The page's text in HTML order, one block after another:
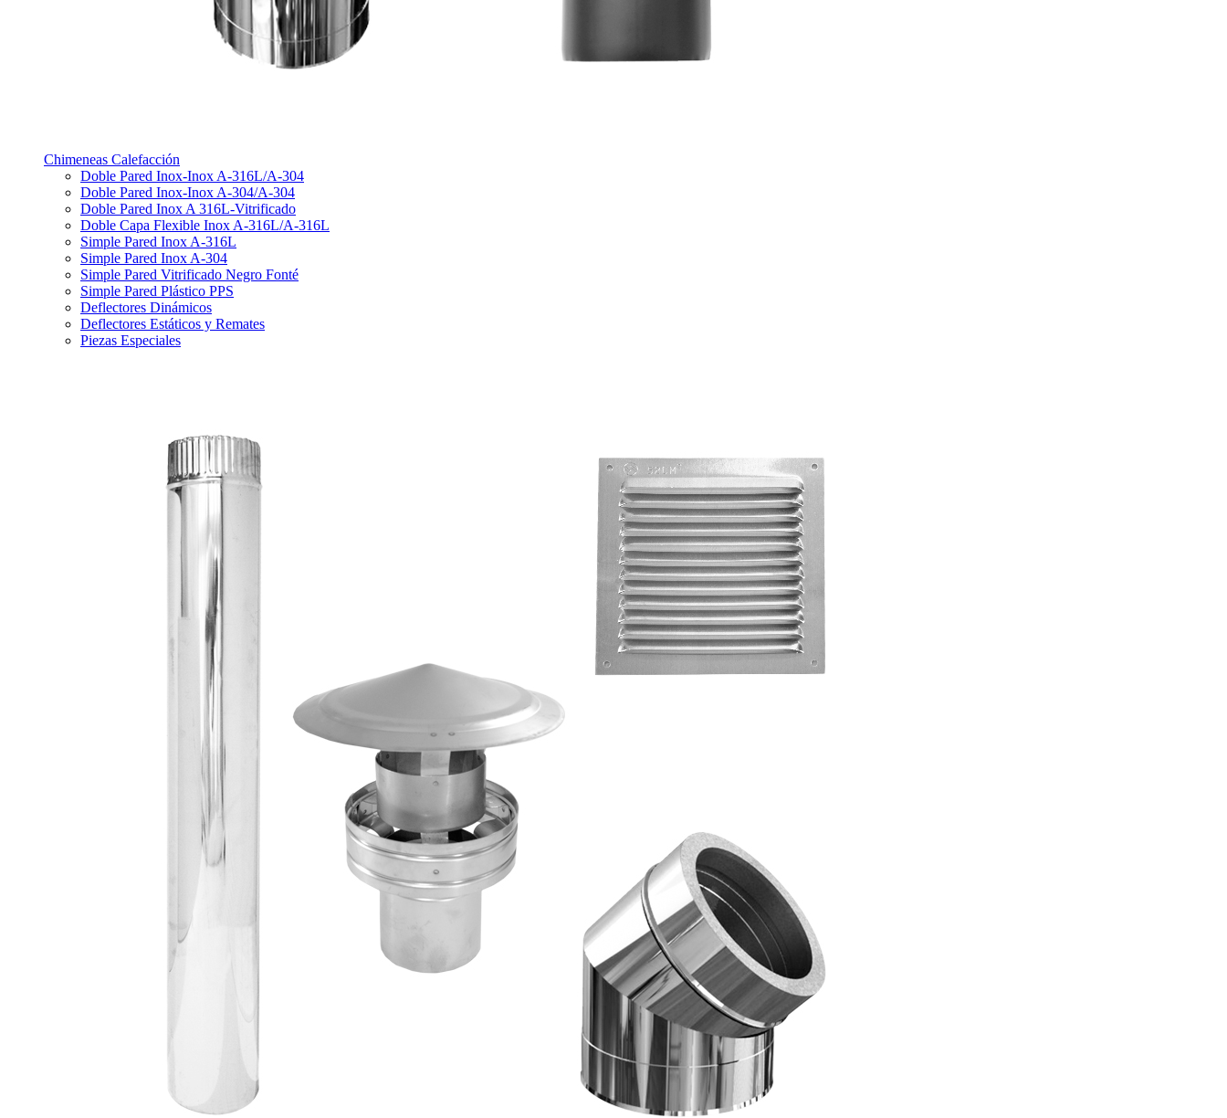
Chimeneas Calefacción
Doble Pared Inox-Inox A-316L/A-304
Doble Pared Inox-Inox A-304/A-304
Doble Pared Inox A 316L-Vitrificado
Doble Capa Flexible Inox A-316L/A-316L
Simple Pared Inox A-316L
Simple Pared Inox A-304
Simple Pared Vitrificado Negro Fonté
Simple Pared Plástico PPS
Deflectores Dinámicos
Deflectores Estáticos y Remates
Piezas Especiales